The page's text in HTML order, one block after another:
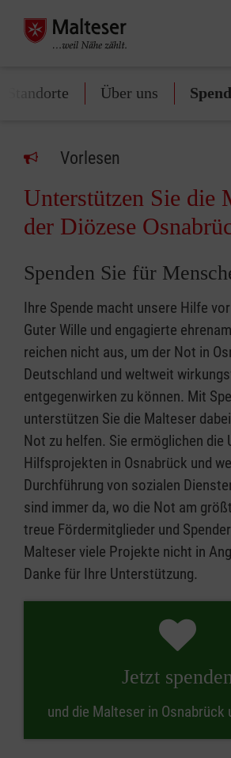
Standorte Über uns
Vorlesen
Unterstützen Sie die
der Diözese
Spenden Sie für
Ihre Spende macht unsere Hilfe
Guter Wille und engagierte
reichen nicht aus, um der Not in
Deutschland und weltweit
entgegenwirken zu können. Mit
unterstützen Sie die Malteser
Not zu helfen. Sie ermöglichen die
Hilfsprojekten in Osnabrück und
Durchführung von sozialen
sind immer da, wo die Not am
treue Fördermitglieder und
Malteser viele Projekte nicht in
Danke für Ihre Unterstützung.
Jetzt
und die Malteser in Osnabrück